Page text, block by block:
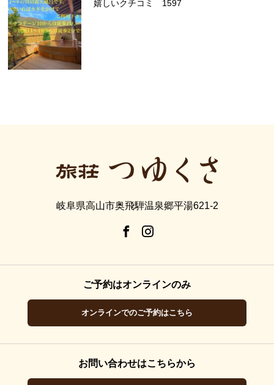
嬉しいクチコミ 1597
岐阜県高山市奥飛騨温泉郷平湯621-2
ご予約はオンラインのみ
オンラインでのご予約はこちら
お問い合わせはこちらから